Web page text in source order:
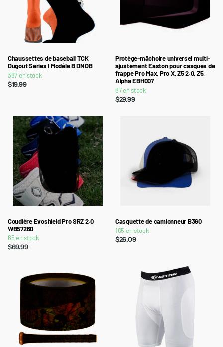
Chaussettes de baseball TCK
Dugout Series I Modèle B DNOB
387 en stock
$19.99
Protège-mâchoire universel multi-
ajustement Easton pour casques de
frappe Pro Max, Pro X, Z5 2.0, Z5,
Alpha EBH007
87 en stock
$29.99
Coudière Evoshield Pro SRZ 2.0
WB57260
65 en stock
$69.99
Casquette de camionneur B360
105 en stock
$26.09